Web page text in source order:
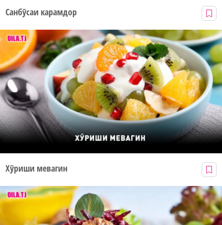
Санбӯсаи карамдор
Хӯриши мевагин